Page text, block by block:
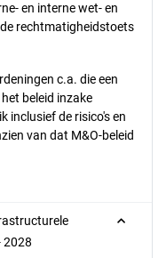
en interne wet- en
rechtmatigheidstoets
c.a. die een
beleid inzake
inclusief de risico's en
van dat M&O-beleid
2028